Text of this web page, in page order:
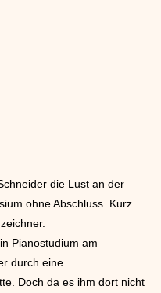
die Lust an der
ohne Abschluss. Kurz
Pianostudium am
durch eine
Doch da es ihm dort nicht